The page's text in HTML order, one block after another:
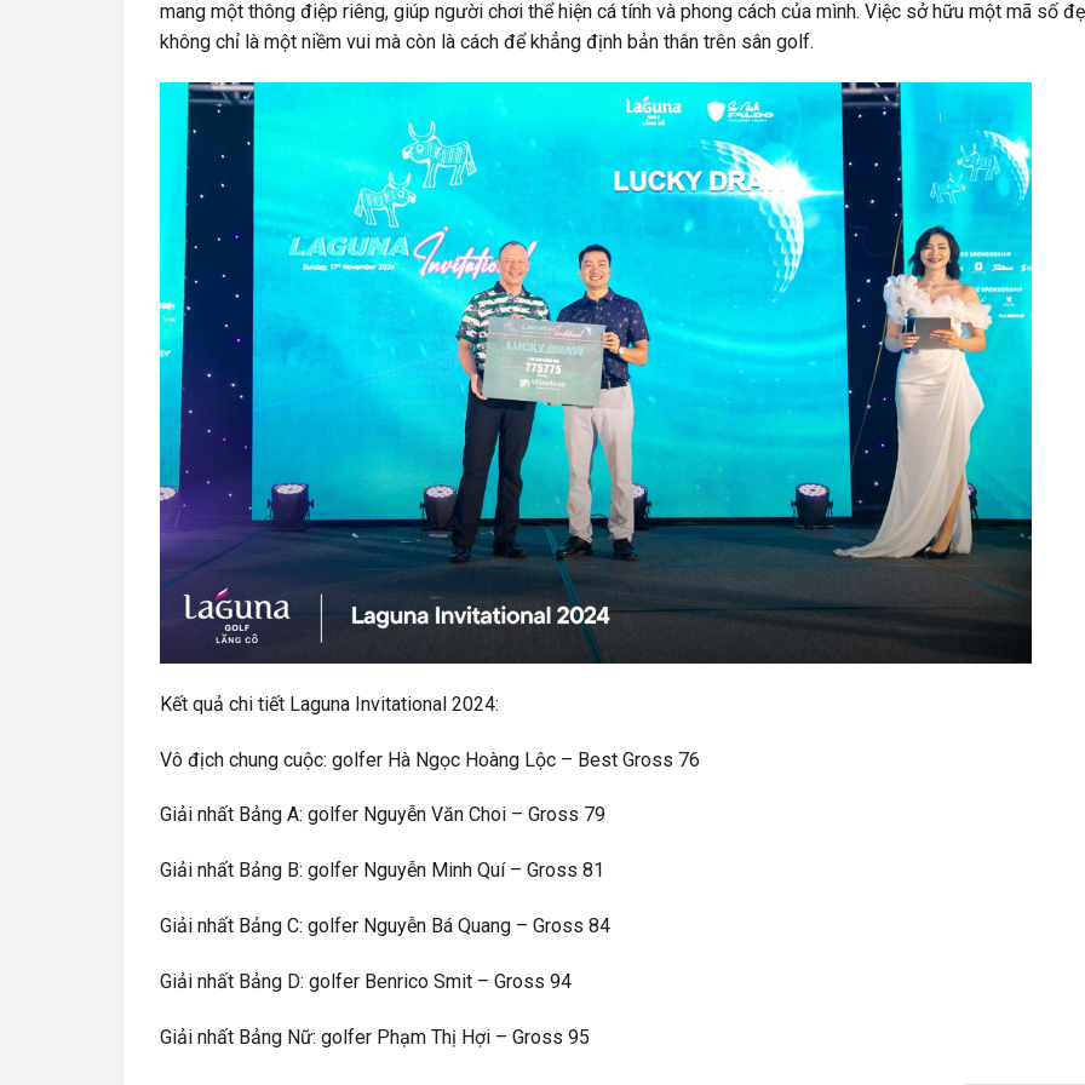
mang một thông điệp riêng, giúp người chơi thể hiện cá tính và phong cách của mình. Việc sở hữu một mã số
không chỉ là một niềm vui mà còn là cách để khẳng định bản thân trên sân golf.
Kết quả chi tiết Laguna Invitational 2024:
Vô địch chung cuộc: golfer Hà Ngọc Hoàng Lộc – Best Gross 76
Giải nhất Bảng A: golfer Nguyễn Văn Choi – Gross 79
Giải nhất Bảng B: golfer Nguyễn Minh Quí – Gross 81
Giải nhất Bảng C: golfer Nguyễn Bá Quang – Gross 84
Giải nhất Bảng D: golfer Benrico Smit – Gross 94
Giải nhất Bảng Nữ: golfer Phạm Thị Hợi – Gross 95